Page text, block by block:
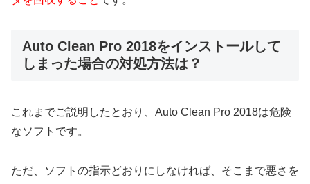
Auto Clean Pro 2018をインストールして
しまった場合の対処方法は？
これまでご説明したとおり、Auto Clean Pro 2018は危険
なソフトです。
ただ、ソフトの指示どおりにしなければ、そこまで悪さを